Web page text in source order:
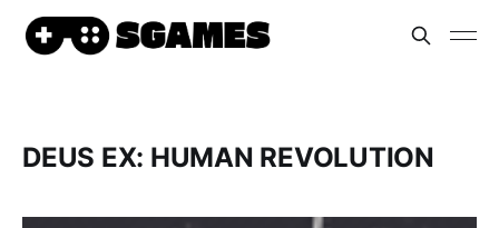
DEUS EX: HUMAN REVOLUTION